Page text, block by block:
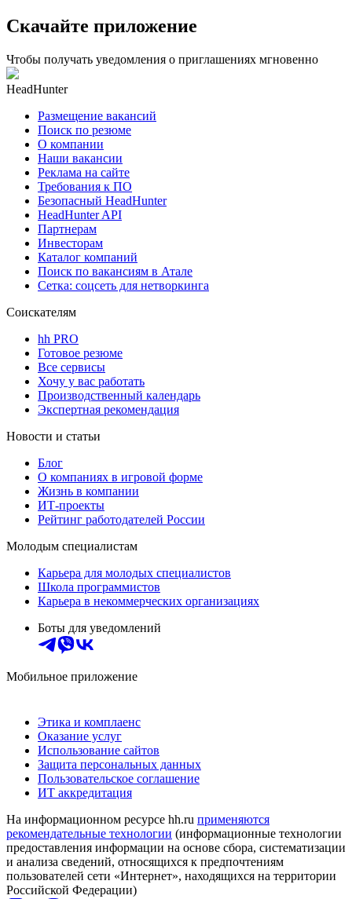
Скачайте приложение
Чтобы получать уведомления о приглашениях мгновенно
HeadHunter
Размещение вакансий
Поиск по резюме
О компании
Наши вакансии
Реклама на сайте
Требования к ПО
Безопасный HeadHunter
HeadHunter API
Партнерам
Инвесторам
Каталог компаний
Поиск по вакансиям в Атале
Сетка: соцсеть для нетворкинга
Соискателям
hh PRO
Готовое резюме
Все сервисы
Хочу у вас работать
Производственный календарь
Экспертная рекомендация
Новости и статьи
Блог
О компаниях в игровой форме
Жизнь в компании
ИТ-проекты
Рейтинг работодателей России
Молодым специалистам
Карьера для молодых специалистов
Школа программистов
Карьера в некоммерческих организациях
Боты для уведомлений
Мобильное приложение
Этика и комплаенс
Оказание услуг
Использование сайтов
Защита персональных данных
Пользовательское соглашение
ИТ аккредитация
На информационном ресурсе hh.ru применяются
рекомендательные технологии (информационные технологии
предоставления информации на основе сбора, систематизации
и анализа сведений, относящихся к предпочтениям
пользователей сети «Интернет», находящихся на территории
Российской Федерации)